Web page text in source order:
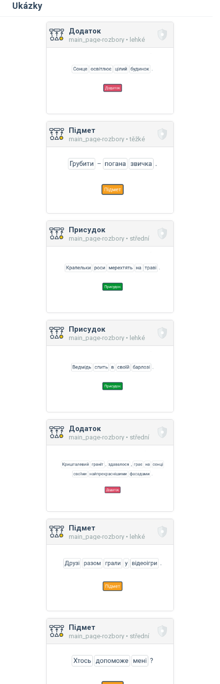
Ukázky
Додаток
main_page-rozbory • lehké
Підмет
main_page-rozbory • těžké
Присудок
main_page-rozbory • střední
Присудок
main_page-rozbory • lehké
Додаток
main_page-rozbory • střední
Підмет
main_page-rozbory • lehké
Підмет
main_page-rozbory • střední